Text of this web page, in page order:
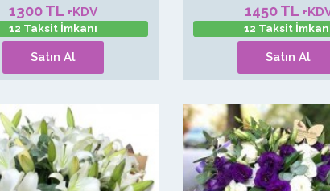
1300 TL +KDV
12 Taksit İmkanı
Satın Al
1450 TL
12 Taksit
Satın Al